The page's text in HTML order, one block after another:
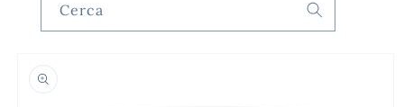
Cerca
sul prodotto